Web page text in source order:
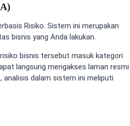
Risiko. Sistem ini merupakan
bisnis yang Anda lakukan.
bisnis tersebut masuk kategori
langsung mengakses laman resmi
, analisis dalam sistem ini meliputi